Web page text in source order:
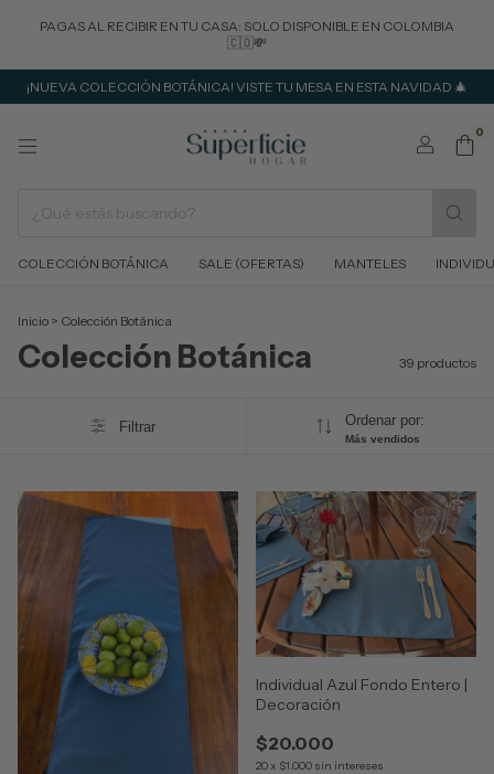
PAGAS AL RECIBIR EN TU CASA: SOLO DISPONIBLE EN COLOMBIA
🇨🇴💸
¡NUEVA COLECCIÓN BOTÁNICA! VISTE TU MESA EN ESTA NAVIDAD 🎄
0
COLECCIÓN BOTÁNICA SALE (OFERTAS) MANTELES
Inicio > Colección Botánica
Colección Botánica 39 productos
Filtrar Ordenar por:
Más vendidos
Individual Azul Fondo Entero |
Decoración
$20.000
20x $1.000 sin intereses